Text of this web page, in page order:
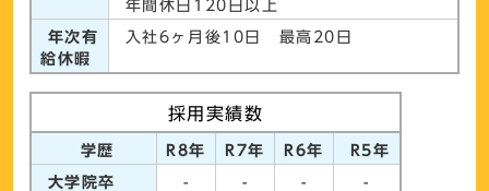
年間休日120日以上
年次有
給休暇
入社6ヶ月後10日 最高20日
採用実績数
学歴 R8年 R7年 R6年 R5年
大学院卒 - - - -